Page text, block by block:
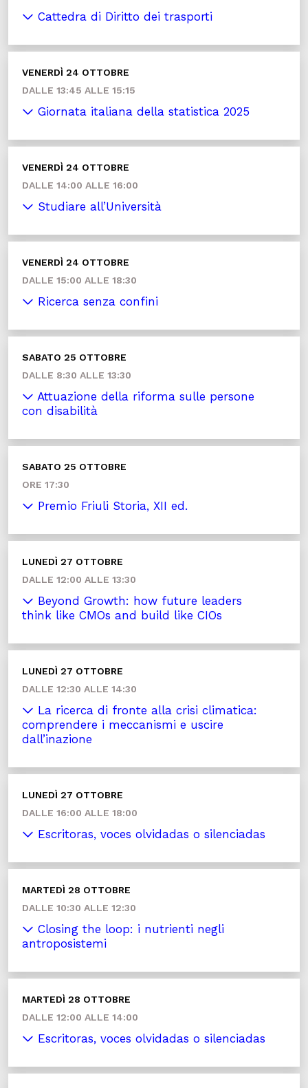
Cattedra di Diritto dei trasporti
VENERDÌ 24 OTTOBRE
DALLE 13:45 ALLE 15:15
Giornata italiana della statistica 2025
VENERDÌ 24 OTTOBRE
DALLE 14:00 ALLE 16:00
Studiare all’Università
VENERDÌ 24 OTTOBRE
DALLE 15:00 ALLE 18:30
Ricerca senza confini
SABATO 25 OTTOBRE
DALLE 8:30 ALLE 13:30
Attuazione della riforma sulle persone
con disabilità
SABATO 25 OTTOBRE
ORE 17:30
Premio Friuli Storia, XII ed.
LUNEDÌ 27 OTTOBRE
DALLE 12:00 ALLE 13:30
Beyond Growth: how future leaders
think like CMOs and build like CIOs
LUNEDÌ 27 OTTOBRE
DALLE 12:30 ALLE 14:30
La ricerca di fronte alla crisi climatica:
comprendere i meccanismi e uscire
dall’inazione
LUNEDÌ 27 OTTOBRE
DALLE 16:00 ALLE 18:00
Escritoras, voces olvidadas o silenciadas
MARTEDÌ 28 OTTOBRE
DALLE 10:30 ALLE 12:30
Closing the loop: i nutrienti negli
antroposistemi
MARTEDÌ 28 OTTOBRE
DALLE 12:00 ALLE 14:00
Escritoras, voces olvidadas o silenciadas